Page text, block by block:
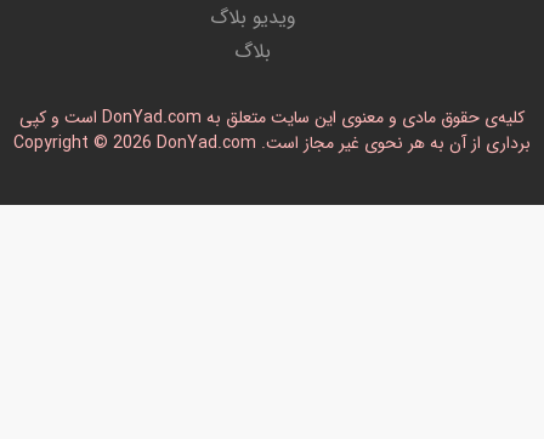
ویدیو بلاگ
بلاگ
کلیه‌ی حقوق مادی و معنوی این سایت متعلق به DonYad.com است و کپی
برداری از آن به هر نحوی غیر مجاز است. Copyright © 2026 DonYad.com